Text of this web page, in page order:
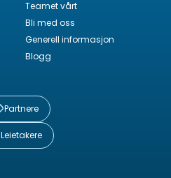
Teamet vårt
Bli med oss
Generell informasjon
Blogg
Partnere
Leietakere